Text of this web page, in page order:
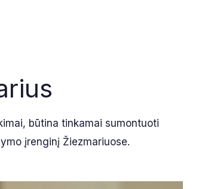
būtina tinkamai sumontuoti
įrenginį Žiezmariuose.